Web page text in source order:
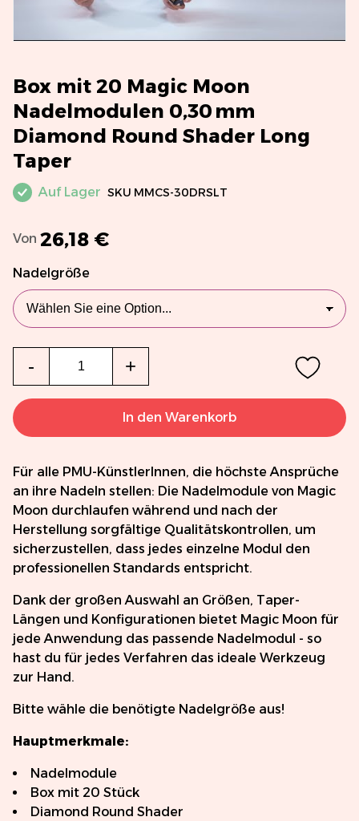
Box mit 20 Magic Moon
Nadelmodulen 0,30 mm
Diamond Round Shader Long
Taper
Auf Lager SKU MMCS-30DRSLT
Von 26,18 €
Nadelgröße
- +
In den Warenkorb
Für alle PMU-KünstlerInnen, die höchste Ansprüche
an ihre Nadeln stellen: Die Nadelmodule von Magic
Moon durchlaufen während und nach der
Herstellung sorgfältige Qualitätskontrollen, um
sicherzustellen, dass jedes einzelne Modul den
professionellen Standards entspricht.
Dank der großen Auswahl an Größen, Taper-
Längen und Konfigurationen bietet Magic Moon für
jede Anwendung das passende Nadelmodul - so
hast du für jedes Verfahren das ideale Werkzeug
zur Hand.
Bitte wähle die benötigte Nadelgröße aus!
Hauptmerkmale:
Nadelmodule
Box mit 20 Stück
Diamond Round Shader